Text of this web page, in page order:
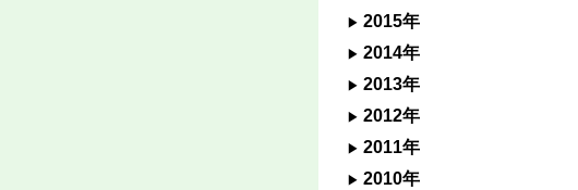
2015年
2014年
2013年
2012年
2011年
2010年